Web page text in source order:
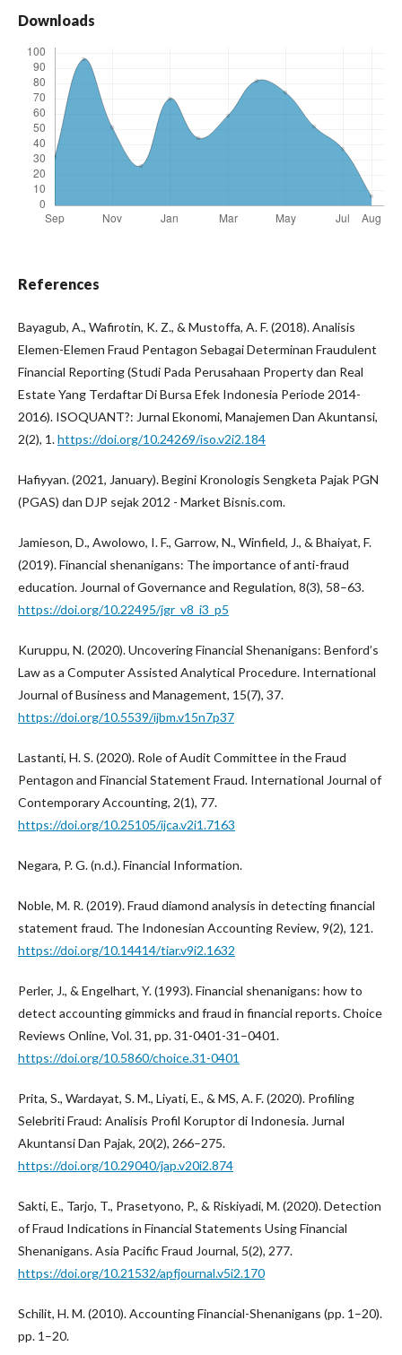
Downloads
References
Bayagub, A., Wafirotin, K. Z., & Mustoffa, A. F. (2018). Analisis
Elemen-Elemen Fraud Pentagon Sebagai Determinan Fraudulent
Financial Reporting (Studi Pada Perusahaan Property dan Real
Estate Yang Terdaftar Di Bursa Efek Indonesia Periode 2014-
2016). ISOQUANT?: Jurnal Ekonomi, Manajemen Dan Akuntansi,
2(2), 1.https://doi.org/10.24269/iso.v2i2.184
Hafiyyan. (2021, January). Begini Kronologis Sengketa Pajak PGN
(PGAS) dan DJP sejak 2012 - Market Bisnis.com.
Jamieson, D., Awolowo, I. F., Garrow, N., Winfield, J., & Bhaiyat, F.
(2019). Financial shenanigans: The importance of anti-fraud
education. Journal of Governance and Regulation, 8(3), 58–63.
https://doi.org/10.22495/jgr_v8_i3_p5
Kuruppu, N. (2020). Uncovering Financial Shenanigans: Benford’s
Law as a Computer Assisted Analytical Procedure. International
Journal of Business and Management, 15(7), 37.
https://doi.org/10.5539/ijbm.v15n7p37
Lastanti, H. S. (2020). Role of Audit Committee in the Fraud
Pentagon and Financial Statement Fraud. International Journal of
Contemporary Accounting, 2(1), 77.
https://doi.org/10.25105/ijca.v2i1.7163
Negara, P. G. (n.d.). Financial Information.
Noble, M. R. (2019). Fraud diamond analysis in detecting financial
statement fraud. The Indonesian Accounting Review, 9(2), 121.
https://doi.org/10.14414/tiar.v9i2.1632
Perler, J., & Engelhart, Y. (1993). Financial shenanigans: how to
detect accounting gimmicks and fraud in financial reports. Choice
Reviews Online, Vol. 31, pp. 31-0401-31–0401.
https://doi.org/10.5860/choice.31-0401
Prita, S., Wardayat, S. M., Liyati, E., & MS, A. F. (2020). Profiling
Selebriti Fraud: Analisis Profil Koruptor di Indonesia. Jurnal
Akuntansi Dan Pajak, 20(2), 266–275.
https://doi.org/10.29040/jap.v20i2.874
Sakti, E., Tarjo, T., Prasetyono, P., & Riskiyadi, M. (2020). Detection
of Fraud Indications in Financial Statements Using Financial
Shenanigans. Asia Pacific Fraud Journal, 5(2), 277.
https://doi.org/10.21532/apfjournal.v5i2.170
Schilit, H. M. (2010). Accounting Financial-Shenanigans (pp. 1–20).
pp. 1–20.